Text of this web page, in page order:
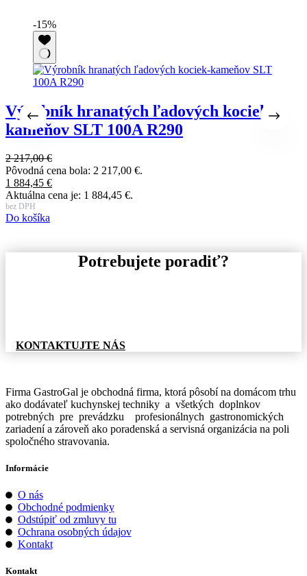
-15%
Výrobník hranatých ľadových kociek-
kameňov SLT 100A R290
2 217,00€
Pôvodná cena bola: 2 217,00 €.
1 884,45 €
Aktuálna cena je: 1 884,45 €.
bez DPH
Do košíka
Potrebujete poradiť?
KONTAKTUJTE NÁS
Firma GastroGal je obchodná firma, ktorá pôsobí na domácom trhu
ako dodávateľ kuchynskej techniky a všetkých doplnkov
potrebných pre prevádzku profesionálnych gastronomických
zariadení a zároveň ako poradenská a servisná organizácia na poli
spoločného stravovania.
Informácie
O nás
Obchodné podmienky
Odstúpiť od zmluvy tu
Ochrana osobných údajov
Kontakt
Kontakt